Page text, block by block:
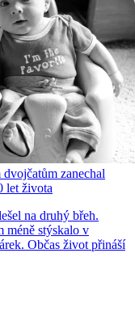
zanechal
let života
na druhý břeh.
méně stýskalo v
Občas život přináší